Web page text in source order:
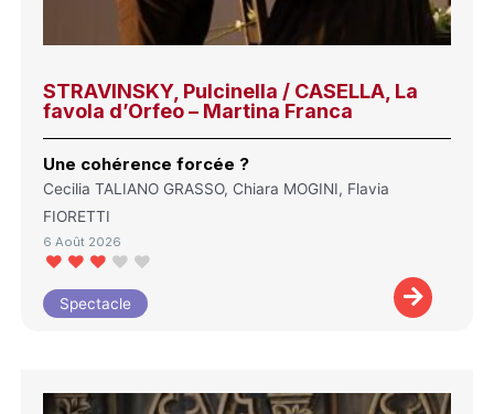
STRAVINSKY, Pulcinella / CASELLA, La
favola d’Orfeo – Martina Franca
Une cohérence forcée ?
Cecilia TALIANO GRASSO, Chiara MOGINI, Flavia
FIORETTI
6 Août 2026
Spectacle